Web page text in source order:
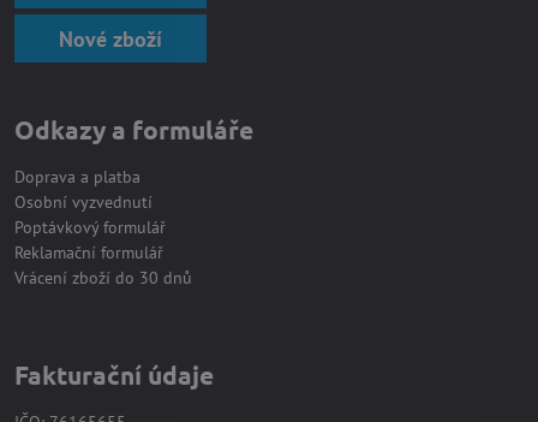
Nové zboží
Odkazy a formuláře
Doprava a platba
Osobní vyzvednutí
Poptávkový formulář
Reklamační formulář
Vrácení zboží do 30 dnů
Fakturační údaje